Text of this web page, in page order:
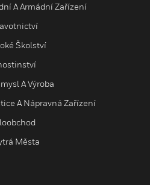
A Armádní Zařízení
Školství
A Výroba
A Nápravná Zařízení
Města